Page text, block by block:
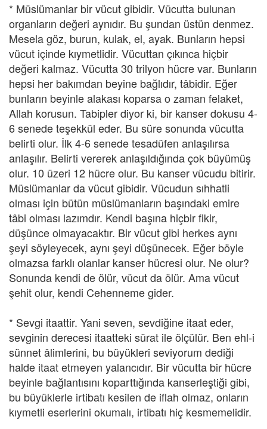
* Müslümanlar bir vücut gibidir. Vücutta bulunan
organların değeri aynıdır. Bu şundan üstün denmez.
Mesela göz, burun, kulak, el, ayak. Bunların hepsi
vücut içinde kıymetlidir. Vücuttan çıkınca hiçbir
değeri kalmaz. Vücutta 30 trilyon hücre var. Bunların
hepsi her bakımdan beyine bağlıdır, tâbidir. Eğer
bunların beyinle alakası koparsa o zaman felaket,
Allah korusun. Tabipler diyor ki, bir kanser dokusu 4-
6 senede teşekkül eder. Bu süre sonunda vücutta
belirti olur. İlk 4-6 senede tesadüfen anlaşılırsa
anlaşılır. Belirti vererek anlaşıldığında çok büyümüş
olur. 10 üzeri 12 hücre olur. Bu kanser vücudu bitirir.
Müslümanlar da vücut gibidir. Vücudun sıhhatli
olması için bütün müslümanların başındaki emire
tâbi olması lazımdır. Kendi başına hiçbir fikir,
düşünce olmayacaktır. Bir vücut gibi herkes aynı
şeyi söyleyecek, aynı şeyi düşünecek. Eğer böyle
olmazsa farklı olanlar kanser hücresi olur. Ne olur?
Sonunda kendi de ölür, vücut da ölür. Ama vücut
şehit olur, kendi Cehenneme gider.
* Sevgi itaattir. Yani seven, sevdiğine itaat eder,
sevginin derecesi itaatteki sürat ile ölçülür. Ben ehl-i
sünnet âlimlerini, bu büyükleri seviyorum dediği
halde itaat etmeyen yalancıdır. Bir vücutta bir hücre
beyinle bağlantısını koparttığında kanserleştiği gibi,
bu büyüklerle irtibatı kesilen de iflah olmaz, onların
kıymetli eserlerini okumalı, irtibatı hiç kesmemelidir.